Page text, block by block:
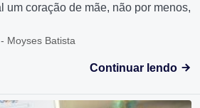
um coração de mãe, não por menos,
Moyses Batista
Continuar lendo